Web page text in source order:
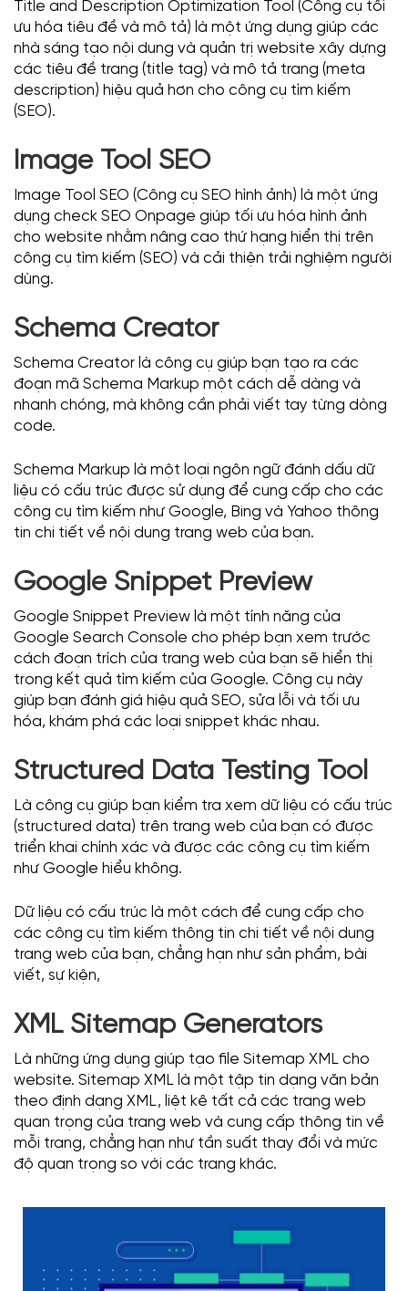
Title and Description Optimization Tool (Công cụ tối
ưu hóa tiêu đề và mô tả) là một ứng dụng giúp các
nhà sáng tạo nội dung và quản trị website xây dựng
các tiêu đề trang (title tag) và mô tả trang (meta
description) hiệu quả hơn cho công cụ tìm kiếm
(SEO).
Image Tool SEO
Image Tool SEO (Công cụ SEO hình ảnh) là một ứng
dụng check SEO Onpage giúp tối ưu hóa hình ảnh
cho website nhằm nâng cao thứ hạng hiển thị trên
công cụ tìm kiếm (SEO) và cải thiện trải nghiệm người
dùng.
Schema Creator
Schema Creator là công cụ giúp bạn tạo ra các
đoạn mã Schema Markup một cách dễ dàng và
nhanh chóng, mà không cần phải viết tay từng dòng
code.
Schema Markup là một loại ngôn ngữ đánh dấu dữ
liệu có cấu trúc được sử dụng để cung cấp cho các
công cụ tìm kiếm như Google, Bing và Yahoo thông
tin chi tiết về nội dung trang web của bạn.
Google Snippet Preview
Google Snippet Preview là một tính năng của
Google Search Console cho phép bạn xem trước
cách đoạn trích của trang web của bạn sẽ hiển thị
trong kết quả tìm kiếm của Google. Công cụ này
giúp bạn đánh giá hiệu quả SEO, sửa lỗi và tối ưu
hóa, khám phá các loại snippet khác nhau.
Structured Data Testing Tool
Là công cụ giúp bạn kiểm tra xem dữ liệu có cấu trúc
(structured data) trên trang web của bạn có được
triển khai chính xác và được các công cụ tìm kiếm
như Google hiểu không.
Dữ liệu có cấu trúc là một cách để cung cấp cho
các công cụ tìm kiếm thông tin chi tiết về nội dung
trang web của bạn, chẳng hạn như sản phẩm, bài
viết, sự kiện,
XML Sitemap Generators
Là những ứng dụng giúp tạo file Sitemap XML cho
website. Sitemap XML là một tập tin dạng văn bản
theo định dạng XML, liệt kê tất cả các trang web
quan trọng của trang web và cung cấp thông tin về
mỗi trang, chẳng hạn như tần suất thay đổi và mức
độ quan trọng so với các trang khác.